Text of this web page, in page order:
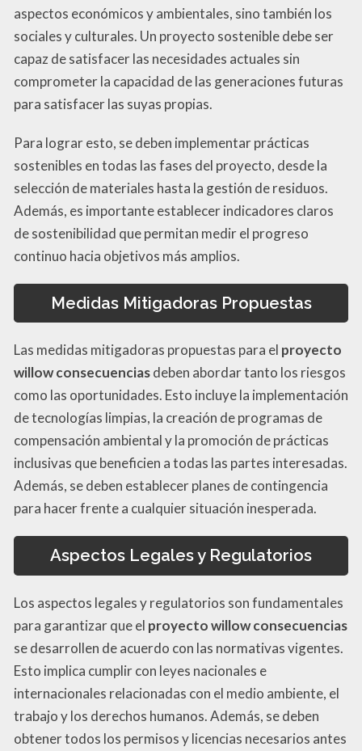
aspectos económicos y ambientales, sino también los
sociales y culturales. Un proyecto sostenible debe ser
capaz de satisfacer las necesidades actuales sin
comprometer la capacidad de las generaciones futuras
para satisfacer las suyas propias.
Para lograr esto, se deben implementar prácticas
sostenibles en todas las fases del proyecto, desde la
selección de materiales hasta la gestión de residuos.
Además, es importante establecer indicadores claros
de sostenibilidad que permitan medir el progreso
continuo hacia objetivos más amplios.
Medidas Mitigadoras Propuestas
Las medidas mitigadoras propuestas para el proyecto
willow consecuenciasdeben abordar tanto los riesgos
como las oportunidades. Esto incluye la implementación
de tecnologías limpias, la creación de programas de
compensación ambiental y la promoción de prácticas
inclusivas que beneficien a todas las partes interesadas.
Además, se deben establecer planes de contingencia
para hacer frente a cualquier situación inesperada.
Aspectos Legales y Regulatorios
Los aspectos legales y regulatorios son fundamentales
para garantizar que el proyecto willow consecuencias
se desarrollen de acuerdo con las normativas vigentes.
Esto implica cumplir con leyes nacionales e
internacionales relacionadas con el medio ambiente, el
trabajo y los derechos humanos. Además, se deben
obtener todos los permisos y licencias necesarios antes